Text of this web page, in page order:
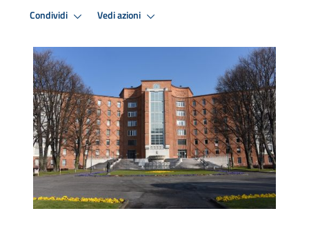
Condividi Vedi azioni